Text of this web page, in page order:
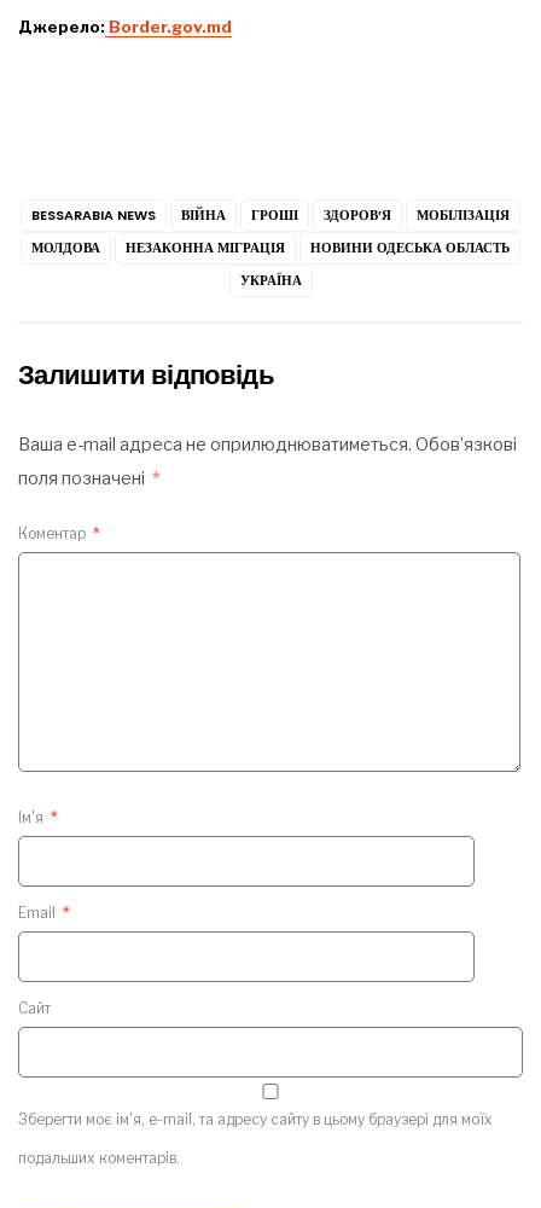
Джерело: Вorder.gov.md
BESSARABIA NEWS ВІЙНА ГРОШІ ЗДОРОВ’Я
МОБІЛІЗАЦІЯ
МОЛДОВА
НЕЗАКОННА МІГРАЦІЯ
НОВИНИ ОДЕСЬКА ОБЛАСТЬ
УКРАЇНА
Залишити відповідь
Ваша e-mail адреса не оприлюднюватиметься. Обов’язкові
поля позначені *
Коментар *
Ім'я *
Email *
Сайт
Зберегти моє ім'я, e-mail, та адресу сайту в цьому браузері для моїх
подальших коментарів.